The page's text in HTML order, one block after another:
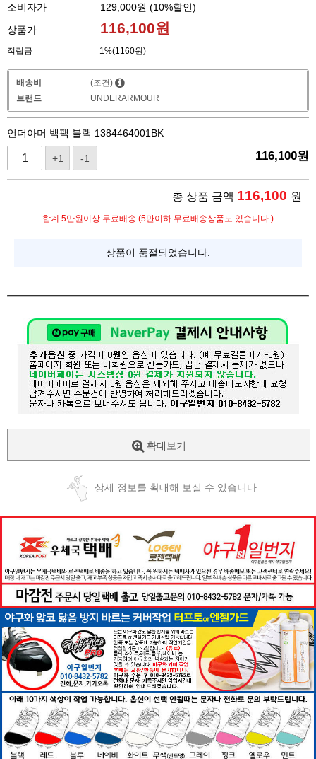
소비자가 129,000원 (10%할인)
상품가
116,100원
적립금 1%(1160원)
배송비
(조건)
브랜드
UNDERARMOUR
언더아머 백팩 블랙 1384464001BK
+1 -1 116,100원
총 상품 금액 116,100 원
합계 5만원이상 무료배송 (5만이하 무료배송상품도 있습니다.)
상품이 품절되었습니다.
확대보기
상세 정보를 확대해 보실 수 있습니다